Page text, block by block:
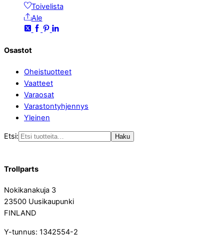
Toivelista
Ale
Osastot
Oheistuotteet
Vaatteet
Varaosat
Varastontyhjennys
Yleinen
Etsi: Haku
Trollparts
Nokikanakuja 3
23500 Uusikaupunki
FINLAND
Y-tunnus: 1342554-2